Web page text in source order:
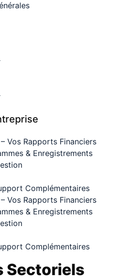
Vos Rapports Financiers
& Enregistrements
Complémentaires
Vos Rapports Financiers
& Enregistrements
Complémentaires
Sectoriels